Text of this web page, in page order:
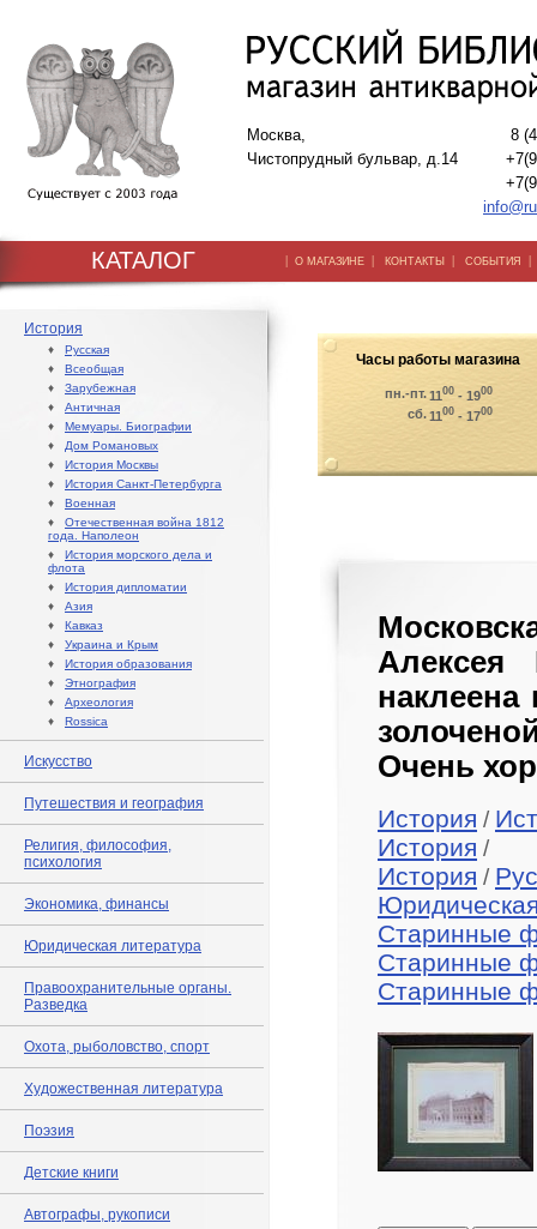
Москва,
Чистопрудный бульвар, д.14
8
КАТАЛОГ | О МАГАЗИНЕ | КОНТАКТЫ | СОБЫТИЯ
История
♦ Русская
♦ Всеобщая
♦ Зарубежная
♦ Античная
♦ Мемуары. Биографии
♦ Дом Романовых
♦ История Москвы
♦ История Санкт-Петербурга
♦ Военная
♦ Отечественная война 1812
года. Наполеон
♦ История морского дела и
флота
♦ История дипломатии
♦ Азия
♦ Кавказ
♦ Украина и Крым
♦ История образования
♦ Этнография
♦ Археология
♦ Rossica
Искусство
Путешествия и география
Религия, философия,
психология
Экономика, финансы
Юридическая литература
Правоохранительные органы.
Разведка
Охота, рыболовство, спорт
Художественная литература
Поэзия
Детские книги
Автографы, рукописи
Часы работы магазина
пн.-пт.1100 - 1900
сб.1100 - 1700
Алексея
Очень
История /
История /
История /
Старинные
Старинные
Старинные